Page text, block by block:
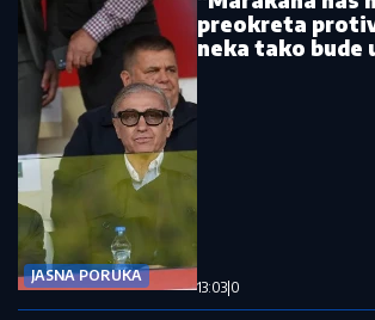
JASNA PORUKA
preokreta
neka tako bude
13:03 0